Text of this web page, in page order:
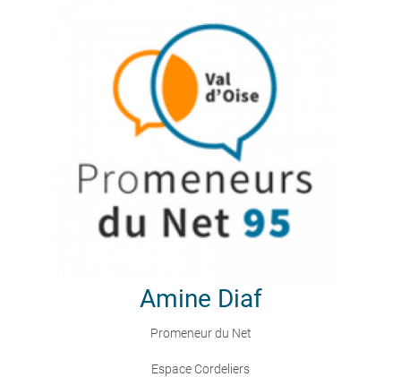
Amine Diaf
Promeneur du Net
Espace Cordeliers